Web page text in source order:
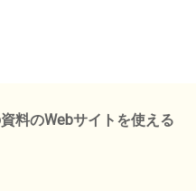
料のWebサイトを使える